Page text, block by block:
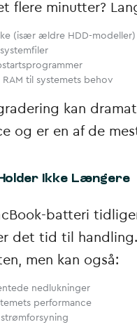
flere minutter?
(især ældre HDD-modeller)
til systemets behov
kan
og er en af de
Ikke Længere
batteri
det tid til
men kan også:
nedlukninger
performance